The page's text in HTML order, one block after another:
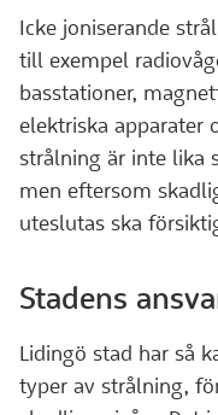
Icke joniserande
till exempel
basstationer,
elektriska apparater
strålning är inte lika
men eftersom
uteslutas ska
Stadens
Lidingö stad har så
typer av strålning,